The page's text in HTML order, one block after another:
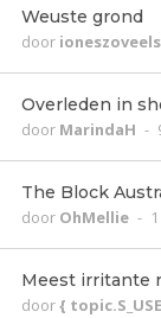
Weuste grond
door
Overleden in
door MarindaH -
The Block
door OhMellie -
Meest irritante
door{